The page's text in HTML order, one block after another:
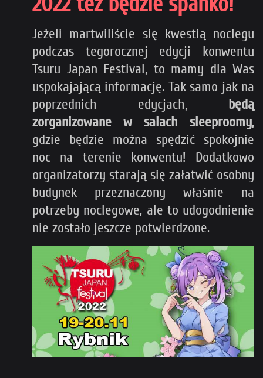
Jeżeli martwiliście się kwestią noclegu
podczas tegorocznej edycji konwentu
Tsuru Japan Festival, to mamy dla Was
uspokajającą informację. Tak samo jak na
poprzednich edycjach, będą
zorganizowane w salach sleeproomy,
gdzie będzie można spędzić spokojnie
noc na terenie konwentu! Dodatkowo
organizatorzy starają się załatwić osobny
budynek przeznaczony właśnie na
potrzeby noclegowe, ale to udogodnienie
nie zostało jeszcze potwierdzone.